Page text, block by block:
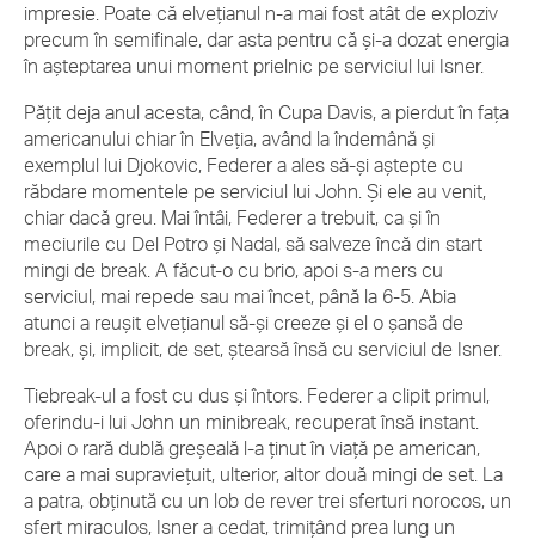
impresie. Poate că elveţianul n-a mai fost atât de exploziv
precum în semifinale, dar asta pentru că şi-a dozat energia
în aşteptarea unui moment prielnic pe serviciul lui Isner.
Păţit deja anul acesta, când, în Cupa Davis, a pierdut în faţa
americanului chiar în Elveţia, având la îndemână şi
exemplul lui Djokovic, Federer a ales să-şi aştepte cu
răbdare momentele pe serviciul lui John. Şi ele au venit,
chiar dacă greu. Mai întâi, Federer a trebuit, ca şi în
meciurile cu Del Potro şi Nadal, să salveze încă din start
mingi de break. A făcut-o cu brio, apoi s-a mers cu
serviciul, mai repede sau mai încet, până la 6-5. Abia
atunci a reuşit elveţianul să-şi creeze şi el o şansă de
break, şi, implicit, de set, ştearsă însă cu serviciul de Isner.
Tiebreak-ul a fost cu dus şi întors. Federer a clipit primul,
oferindu-i lui John un minibreak, recuperat însă instant.
Apoi o rară dublă greşeală l-a ţinut în viaţă pe american,
care a mai supravieţuit, ulterior, altor două mingi de set. La
a patra, obţinută cu un lob de rever trei sferturi norocos, un
sfert miraculos, Isner a cedat, trimiţând prea lung un